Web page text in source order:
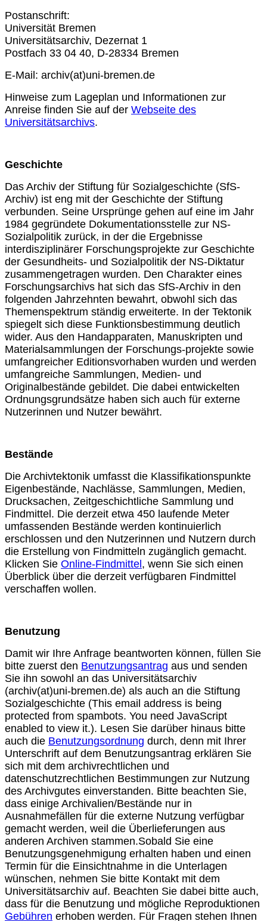
Postanschrift:
Universität Bremen
Universitätsarchiv, Dezernat 1
Postfach 33 04 40, D-28334 Bremen
E-Mail: archiv(at)uni-bremen.de
Hinweise zum Lageplan und Informationen zur
Anreise finden Sie auf der Webseite des
Universitätsarchivs.
Geschichte
Das Archiv der Stiftung für Sozialgeschichte (SfS-
Archiv) ist eng mit der Geschichte der Stiftung
verbunden. Seine Ursprünge gehen auf eine im Jahr
1984 gegründete Dokumentationsstelle zur NS-
Sozialpolitik zurück, in der die Ergebnisse
interdisziplinärer Forschungsprojekte zur Geschichte
der Gesundheits- und Sozialpolitik der NS-Diktatur
zusammengetragen wurden. Den Charakter eines
Forschungsarchivs hat sich das SfS-Archiv in den
folgenden Jahrzehnten bewahrt, obwohl sich das
Themenspektrum ständig erweiterte. In der Tektonik
spiegelt sich diese Funktionsbestimmung deutlich
wider. Aus den Handapparaten, Manuskripten und
Materialsammlungen der Forschungs-projekte sowie
umfangreicher Editionsvorhaben wurden und werden
umfangreiche Sammlungen, Medien- und
Originalbestände gebildet. Die dabei entwickelten
Ordnungsgrundsätze haben sich auch für externe
Nutzerinnen und Nutzer bewährt.
Bestände
Die Archivtektonik umfasst die Klassifikationspunkte
Eigenbestände, Nachlässe, Sammlungen, Medien,
Drucksachen, Zeitgeschichtliche Sammlung und
Findmittel. Die derzeit etwa 450 laufende Meter
umfassenden Bestände werden kontinuierlich
erschlossen und den Nutzerinnen und Nutzern durch
die Erstellung von Findmitteln zugänglich gemacht.
Klicken Sie Online-Findmittel, wenn Sie sich einen
Überblick über die derzeit verfügbaren Findmittel
verschaffen wollen.
Benutzung
Damit wir Ihre Anfrage beantworten können, füllen Sie
bitte zuerst den Benutzungsantrag aus und senden
Sie ihn sowohl an das Universitätsarchiv
(archiv(at)uni-bremen.de) als auch an die Stiftung
Sozialgeschichte (This email address is being
protected from spambots. You need JavaScript
enabled to view it.). Lesen Sie darüber hinaus bitte
auch die Benutzungsordnung durch, denn mit Ihrer
Unterschrift auf dem Benutzungsantrag erklären Sie
sich mit dem archivrechtlichen und
datenschutzrechtlichen Bestimmungen zur Nutzung
des Archivgutes einverstanden. Bitte beachten Sie,
dass einige Archivalien/Bestände nur in
Ausnahmefällen für die externe Nutzung verfügbar
gemacht werden, weil die Überlieferungen aus
anderen Archiven stammen.Sobald Sie eine
Benutzungsgenehmigung erhalten haben und einen
Termin für die Einsichtnahme in die Unterlagen
wünschen, nehmen Sie bitte Kontakt mit dem
Universitätsarchiv auf. Beachten Sie dabei bitte auch,
dass für die Benutzung und mögliche Reproduktionen
Gebühren erhoben werden. Für Fragen stehen Ihnen